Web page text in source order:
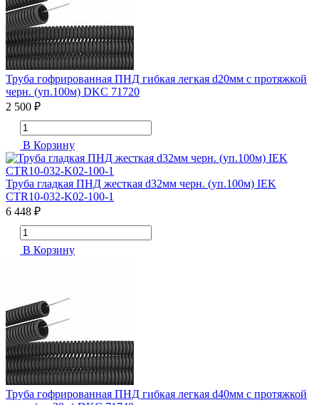
Труба гофрированная ПНД гибкая легкая d20мм с протяжкой
черн. (уп.100м) DKC 71720
2 500 ₽
В Корзину
Труба гладкая ПНД жесткая d32мм черн. (уп.100м) IEK
CTR10-032-K02-100-1
6 448 ₽
В Корзину
Труба гофрированная ПНД гибкая легкая d40мм с протяжкой